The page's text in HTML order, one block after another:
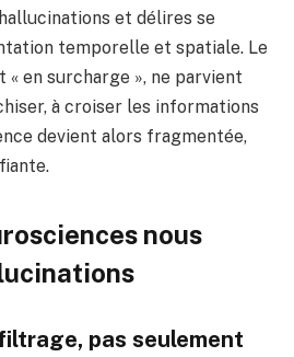
et délires se
temporelle et spatiale. Le
en surcharge », ne parvient
à croiser les informations
devient alors fragmentée,
nous
pas seulement